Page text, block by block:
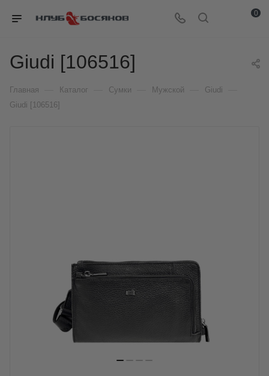
0
Giudi [106516]
Главная Каталог Сумки Мужской Giudi
Giudi [106516]